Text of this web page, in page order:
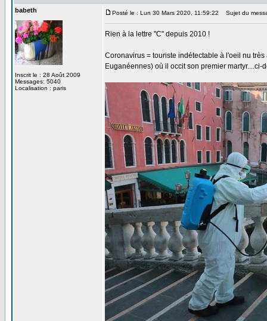
babeth
Inscrit le : 28 Août 2009
Messages: 5040
Localisation : paris
Posté le : Lun 30 Mars 2020, 11:59:22 Sujet du
Rien à la lettre "C" depuis 2010 !
Coronavirus = touriste indétectable à l'oeil nu
Euganéennes) où il occit son premier